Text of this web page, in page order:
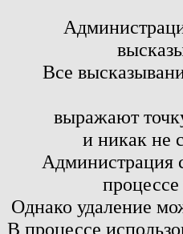
Все
выражают
и никак не
Администрация
Однако удаление
В процессе